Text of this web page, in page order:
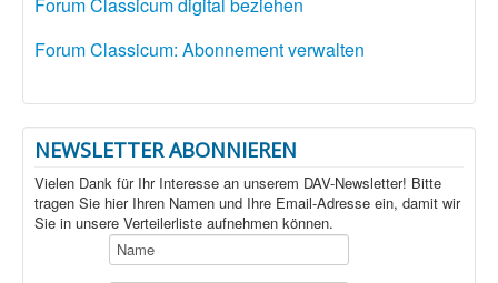
Forum Classicum: Abonnement verwalten
NEWSLETTER ABONNIEREN
Vielen Dank für Ihr Interesse an unserem DAV-Newsletter! Bitte
tragen Sie hier Ihren Namen und Ihre Email-Adresse ein, damit wir
Sie in unsere Verteilerliste aufnehmen können.